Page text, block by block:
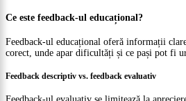
Ce este feedback-ul educațional?
Feedback-ul educațional oferă informații
corect, unde apar dificultăți și ce pași pot fi
Feedback descriptiv vs. feedback evaluativ